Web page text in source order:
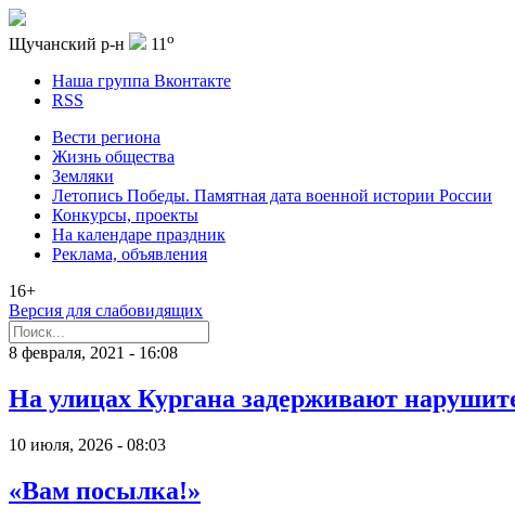
Щучанский р-н 11 o
Наша группа Вконтакте
RSS
Вести региона
Жизнь общества
Земляки
Летопись Победы. Памятная дата военной истории России
Конкурсы, проекты
На календаре праздник
Реклама, объявления
16+
Версия для слабовидящих
8 февраля, 2021 - 16:08
На улицах Кургана задерживают
10 июля, 2026 - 08:03
«Вам посылка!»